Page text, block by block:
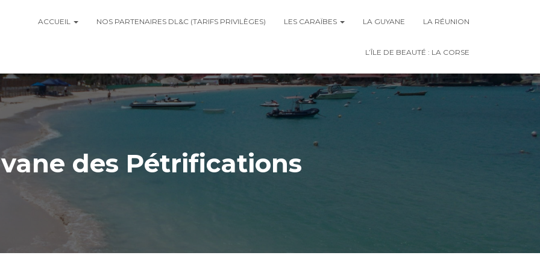
ACCUEIL NOS PARTENAIRES DL&C (TARIFS PRIVILÈGES) LES CARAÏBES LA GUYANE LA RÉUNION
L’ÎLE DE BEAUTÉ : LA CORSE
des Pétrifications